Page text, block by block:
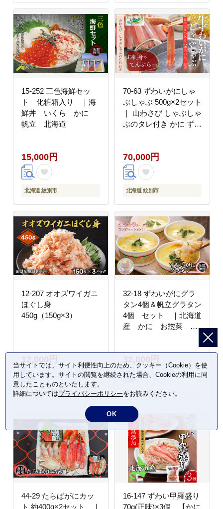
15-252 三色海鮮セッ
ト 化粧箱入り ｜海
鮮丼 いくら かに
帆立 北海道
15,000円
北海道 紋別市
70-63 ずわいがにしゃ
ぶしゃぶ 500g×2セット
｜ 山わさび しゃぶしゃ
ぶのタレ付き かに ずわ
70,000円
北海道 紋別市
12-207 オオズワイガニ
ほぐし身
450g（150g×3）
12,000円
北海道 紋別市
32-18 ずわいがにグラ
タン4個＆帆立グラタン
4個 セット ｜北海道
産 かに お惣菜 グ
32,000円
北海道 紋別市
44-29 たらばがにカッ
ト 約400g×2セット ｜
16-147 ずわい甲羅盛り
70g(正味)×3個 【かに
当サイトでは、サイト利便性向上のため、クッキー（Cookie）を使
用しています。サイトの閲覧を継続された場合、Cookieの利用に同
意したことものといたします。
詳細についてはプライバシーポリシーをお読みください。
OK